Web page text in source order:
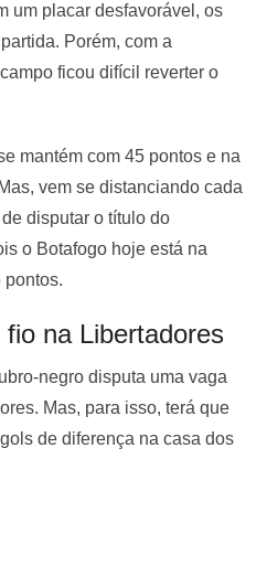
um placar desfavorável, os
Porém, com a
ficou difícil reverter o
mantém com 45 pontos e na
vem se distanciando cada
disputar o título do
o Botafogo hoje está na
pontos.
na Libertadores
negro disputa uma vaga
Mas, para isso, terá que
de diferença na casa dos